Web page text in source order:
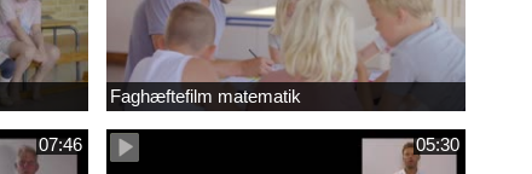
Faghæftefilm matematik
07:46 05:30